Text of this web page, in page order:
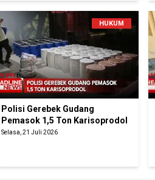
HUKUM
Polisi Gerebek Gudang
Pemasok 1,5 Ton Karisoprodol
Selasa, 21 Juli 2026